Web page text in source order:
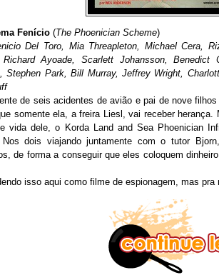
Fenício (The Phoenician Scheme)
Del Toro, Mia Threapleton, Michael Cera,
Ayoade, Scarlett Johansson, Benedict
Stephen Park, Bill Murray, Jeffrey Wright,
de seis acidentes de avião e pai de nove
somente ela, a freira Liesl, vai receber
vida dele, o Korda Land and Sea Phoenician
Nos dois viajando juntamente com o tutor
de forma a conseguir que eles coloquem
isso aqui como filme de espionagem, mas